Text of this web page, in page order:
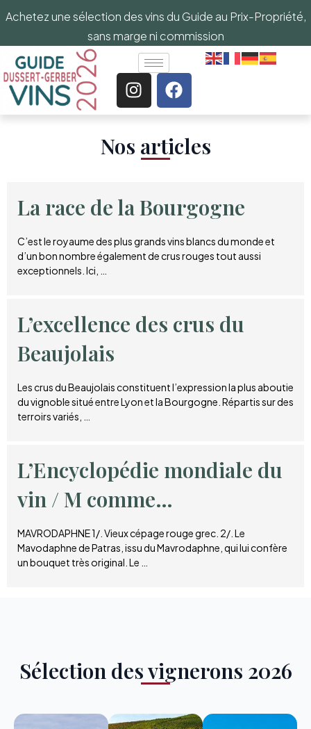
Achetez une sélection des vins du Guide au Prix-Propriété,
sans marge ni commission
Nos articles​
La race de la Bourgogne
C’est le royaume des plus grands vins blancs du monde et
d’un bon nombre également de crus rouges tout aussi
exceptionnels. Ici, …
L’excellence des crus du
Beaujolais
Les crus du Beaujolais constituent l’expression la plus aboutie
du vignoble situé entre Lyon et la Bourgogne. Répartis sur des
terroirs variés, …
L’Encyclopédie mondiale du
vin / M comme…
MAVRODAPHNE 1/. Vieux cépage rouge grec. 2/. Le
Mavodaphne de Patras, issu du Mavrodaphne, qui lui confère
un bouquet très original. Le …
Sélection des vignerons 2026